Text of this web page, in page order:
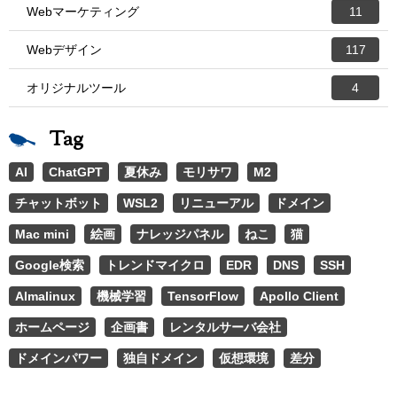
Webマーケティング 11
Webデザイン 117
オリジナルツール 4
Tag
AI ChatGPT 夏休み モリサワ M2
チャットボット WSL2 リニューアル ドメイン
Mac mini 絵画 ナレッジパネル ねこ 猫
Google検索 トレンドマイクロ EDR DNS SSH
Almalinux 機械学習 TensorFlow Apollo Client
ホームページ 企画書 レンタルサーバ会社
ドメインパワー 独自ドメイン 仮想環境 差分